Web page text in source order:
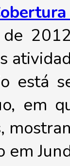
está
em
em